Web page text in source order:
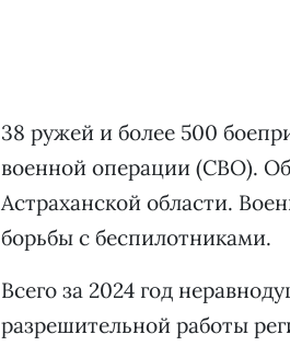
38 ружей и более 500
военной операции (СВО).
Астраханской области.
борьбы с беспилотниками.
Всего за 2024 год
разрешительной работы